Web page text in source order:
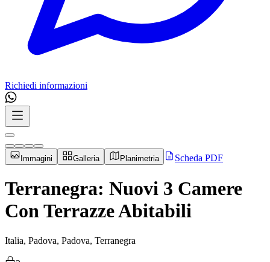
Richiedi informazioni
Immagini Galleria Planimetria Scheda PDF
Terranegra: Nuovi 3 Camere
Con Terrazze Abitabili
Italia, Padova, Padova, Terranegra